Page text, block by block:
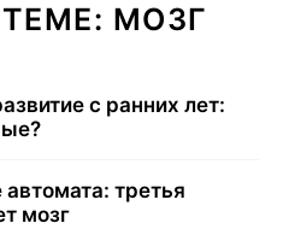
МОЗГ
с ранних лет:
третья
мозг